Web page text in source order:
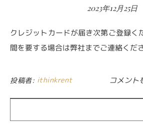
2023年12月25日
クレジットカードが届き次第ご登録ください。登録までに時
間を要する場合は弊社までご連絡くださ
投稿者: ithinkrent クレジッ
コメント